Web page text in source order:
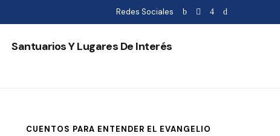
Redes Sociales
Santuarios Y Lugares De Interés
CUENTOS PARA ENTENDER EL EVANGELIO